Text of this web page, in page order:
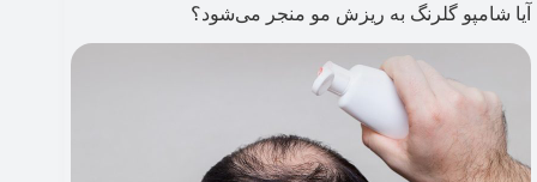
آیا شامپو گلرنگ به ریزش مو منجر می‌شود؟